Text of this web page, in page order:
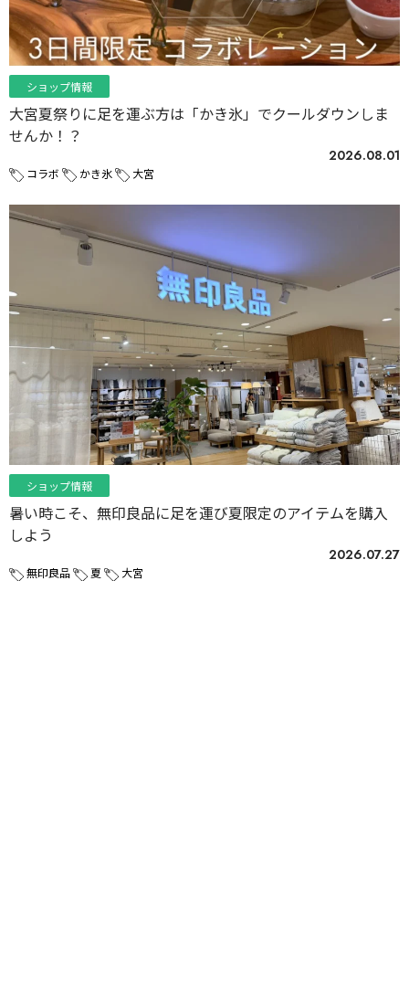
ショップ情報
大宮夏祭りに足を運ぶ方は「かき氷」でクールダウンしま
せんか！？
2026.08.01
コラボ かき氷 大宮
ショップ情報
暑い時こそ、無印良品に足を運び夏限定のアイテムを購入
しよう
2026.07.27
無印良品 夏 大宮